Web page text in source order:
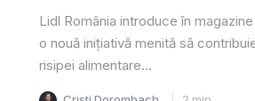
Lidl România introduce în
o nouă inițiativă menită să
risipei alimentare...